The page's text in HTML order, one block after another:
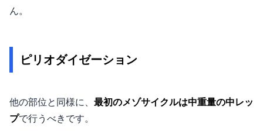
ん。
ピリオダイゼーション
他の部位と同様に、 最初のメゾサイクルは中重量の中レッ
プで行うべきです。